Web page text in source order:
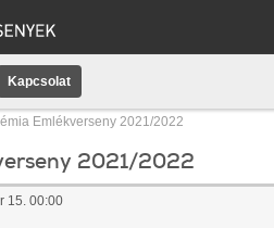
Kapcsolat
Emlékverseny 2021/2022
2021/2022
15. 00:00